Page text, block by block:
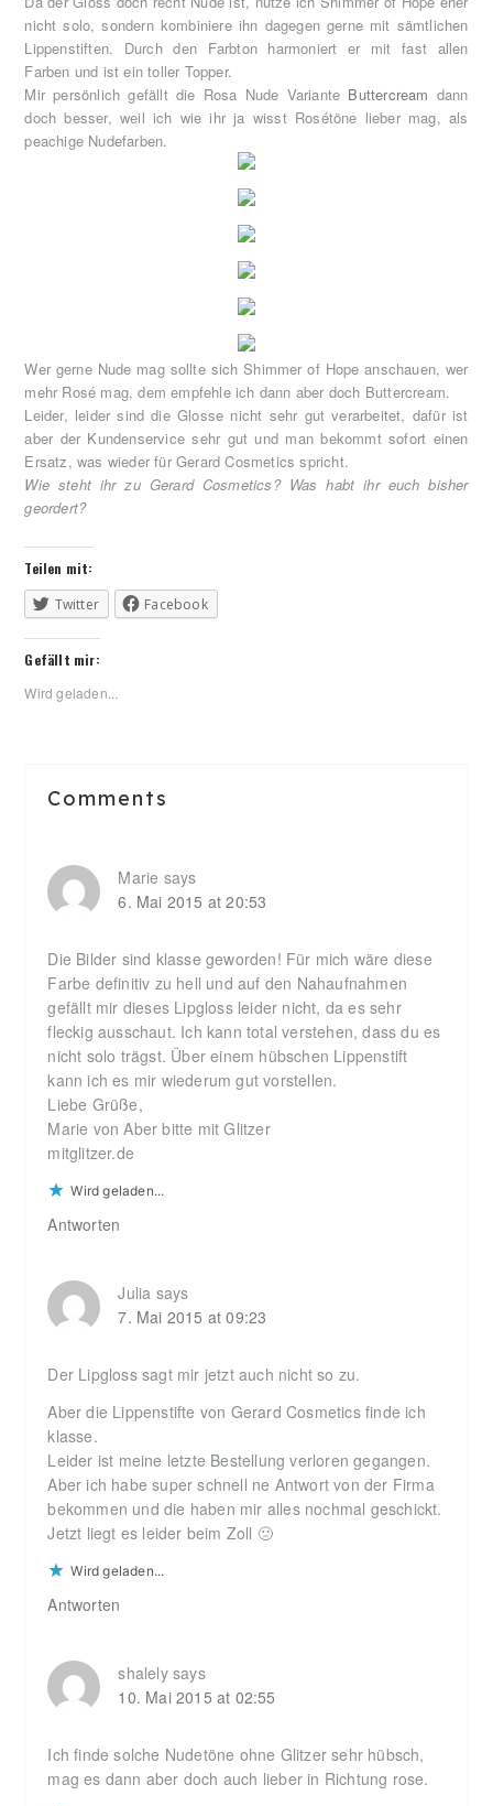
nicht solo, sondern kombiniere ihn dagegen gerne mit sämtlichen
Lippenstiften. Durch den Farbton harmoniert er mit fast allen
Farben und ist ein toller Topper.
Mir persönlich gefällt die Rosa Nude Variante Buttercream dann
doch besser, weil ich wie ihr ja wisst Rosétöne lieber mag, als
peachige Nudefarben.
Wer gerne Nude mag sollte sich Shimmer of Hope anschauen, wer
mehr Rosé mag, dem empfehle ich dann aber doch Buttercream.
Leider, leider sind die Glosse nicht sehr gut verarbeitet, dafür ist
aber der Kundenservice sehr gut und man bekommt sofort einen
Ersatz, was wieder für Gerard Cosmetics spricht.
Wie steht ihr zu Gerard Cosmetics? Was habt ihr euch bisher
geordert?
Teilen mit:
Twitter
Facebook
Gefällt mir:
Wird geladen...
Reader
Interactions
Comments
Marie says
6. Mai 2015 at 20:53
Die Bilder sind klasse geworden! Für mich wäre diese
Farbe definitiv zu hell und auf den Nahaufnahmen
gefällt mir dieses Lipgloss leider nicht, da es sehr
fleckig ausschaut. Ich kann total verstehen, dass du es
nicht solo trägst. Über einem hübschen Lippenstift
kann ich es mir wiederum gut vorstellen.
Liebe Grüße,
Marie von Aber bitte mit Glitzer
mitglitzer.de
Wird geladen...
Antworten
Julia says
7. Mai 2015 at 09:23
Der Lipgloss sagt mir jetzt auch nicht so zu.
Aber die Lippenstifte von Gerard Cosmetics finde ich
klasse.
Leider ist meine letzte Bestellung verloren gegangen.
Aber ich habe super schnell ne Antwort von der Firma
bekommen und die haben mir alles nochmal geschickt.
Jetzt liegt es leider beim Zoll 🙁
Wird geladen...
Antworten
shalely says
10. Mai 2015 at 02:55
Ich finde solche Nudetöne ohne Glitzer sehr hübsch,
mag es dann aber doch auch lieber in Richtung rose.